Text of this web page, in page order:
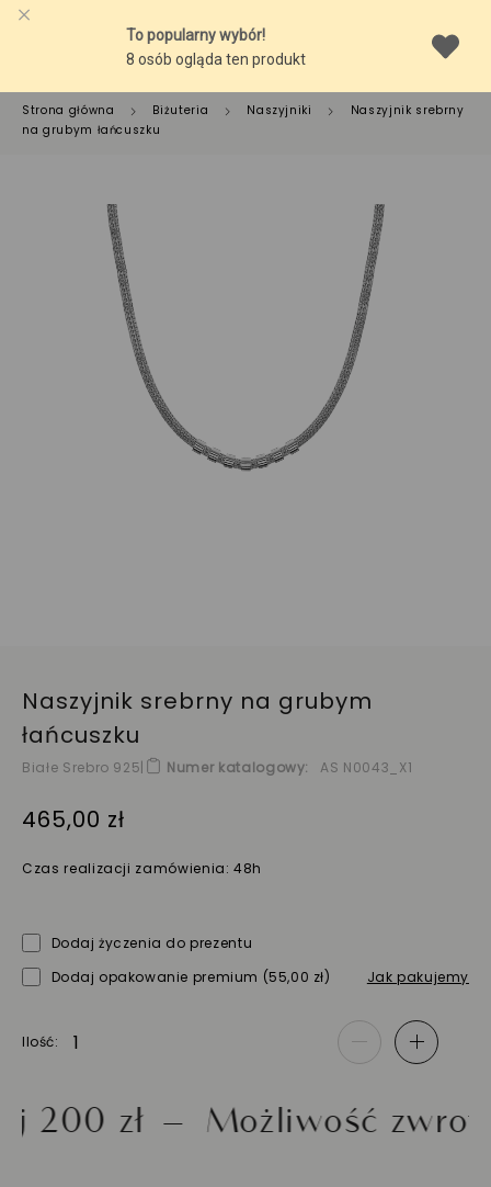
Strona główna Biżuteria Naszyjniki
Naszyjnik srebrny
na grubym łańcuszku
Naszyjnik srebrny na grubym
łańcuszku
Białe Srebro 925| Numer katalogowy AS N0043_X1
465,00 zł
Czas realizacji zamówienia: 48h
Dodaj życzenia do prezentu
Dodaj opakowanie premium (55,00 zł) Jak pakujemy
Ilość - +
zł Możliwość zwrotu do